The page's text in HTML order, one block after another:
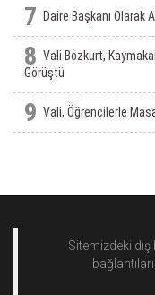
7 Daire Başkanı Olarak
8 Vali Bozkurt,
Görüştü
9 Vali, Öğrencilerle
Sitemizdeki dış